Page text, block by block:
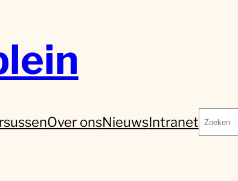
Over onsNieuwsIntranetZoeken